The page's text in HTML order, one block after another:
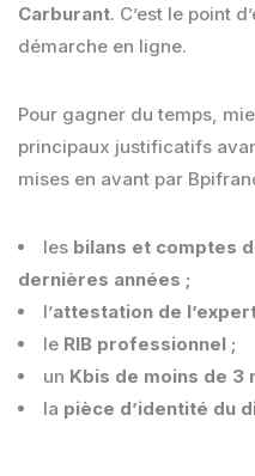
Carburant. C’est le point
démarche en ligne.
Pour gagner du temps,
principaux justificatifs
mises en avant par
les bilans et comptes
dernières années ;
l’attestation de
le RIB professionnel ;
un Kbis de moins de 3
la pièce d’identité du